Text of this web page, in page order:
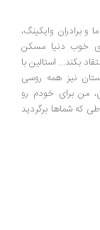
وایکینگ،
دنیا مسکن
استالین با
همه روسی
خودم رو
برگردید